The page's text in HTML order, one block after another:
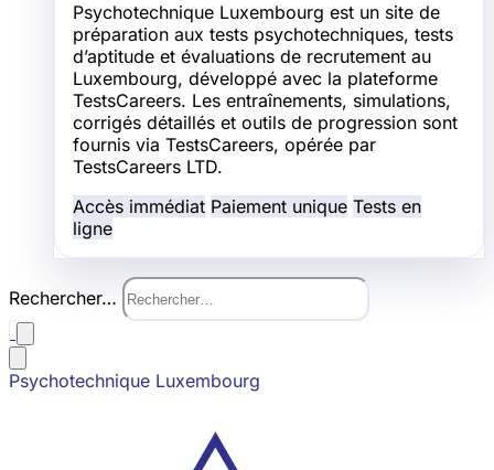
Psychotechnique Luxembourg est un site de
préparation aux tests psychotechniques, tests
d’aptitude et évaluations de recrutement au
Luxembourg, développé avec la plateforme
TestsCareers. Les entraînements, simulations,
corrigés détaillés et outils de progression sont
fournis via TestsCareers, opérée par
TestsCareers LTD.
Accès immédiat Paiement unique Tests en
ligne
Rechercher…
Psychotechnique Luxembourg